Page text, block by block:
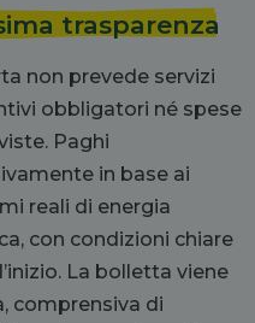
trasparenza
non prevede servizi
obbligatori né spese
Paghi
in base ai
reali di energia
con condizioni chiare
La bolletta viene
comprensiva di